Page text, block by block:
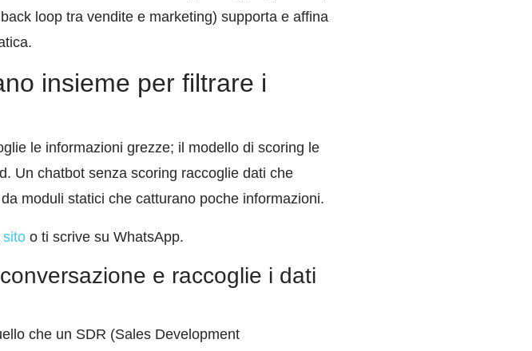
loop tra vendite e marketing) supporta e affina
insieme per filtrare i
le informazioni grezze; il modello di scoring le
Un chatbot senza scoring raccoglie dati che
moduli statici che catturano poche informazioni.
sito o ti scrive su WhatsApp.
e raccoglie i dati
che un SDR (Sales Development